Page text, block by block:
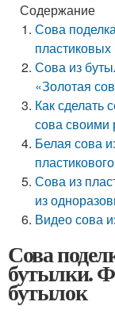
Содержание
Сова
Сова из
«Золотая
Как сделать
сова своими
Белая сова
Сова из
из
Видео сова
Сова
бутылки.
бутылок